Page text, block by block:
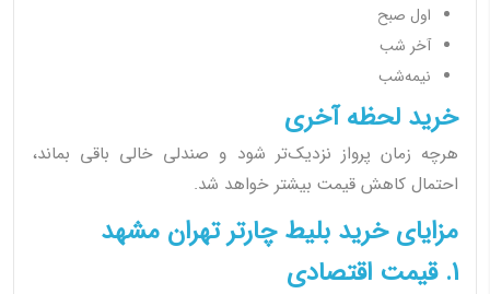
اول صبح
آخر شب
نیمه‌شب
خرید لحظه آخری
هرچه زمان پرواز نزدیک‌تر شود و صندلی خالی باقی بماند،
احتمال کاهش قیمت بیشتر خواهد شد.
مزایای خرید بلیط چارتر تهران مشهد
1. قیمت اقتصادی